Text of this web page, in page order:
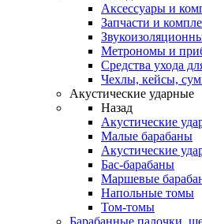
Аксессуары и
Запчасти и
Метрономы и
Средства ухода
Чехлы, кейсы,
Акустические ударные
Назад
Акустические
Mалые барабаны
Акустические
Бас-барабаны
Маршевые
Напольные томы
Том-томы
Барабанные палочки,